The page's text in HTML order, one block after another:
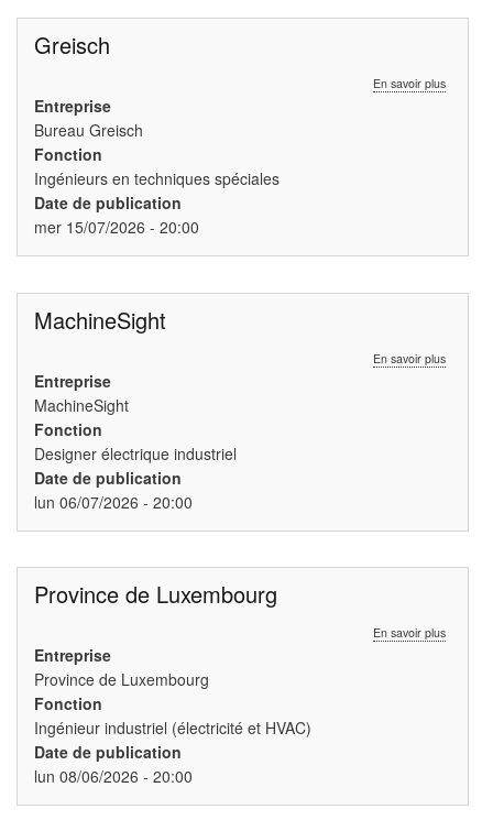
Greisch
En savoir plussur
Entreprise
Bureau Greisch
Fonction
Ingénieurs en techniques spéciales
Date de publication
mer 15/07/2026 - 20:00
MachineSight
En savoir plussur
Entreprise
MachineSight
Fonction
Designer électrique industriel
Date de publication
lun 06/07/2026 - 20:00
Province de Luxembourg
En savoir plussur
Entreprise
Province de Luxembourg
Fonction
Ingénieur industriel (électricité et HVAC)
Date de publication
lun 08/06/2026 - 20:00